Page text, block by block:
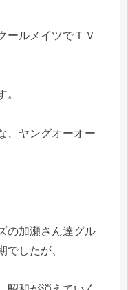
ールメイツでＴＶ
。
、ヤングオーオー
の加瀬さん達グル
でしたが、